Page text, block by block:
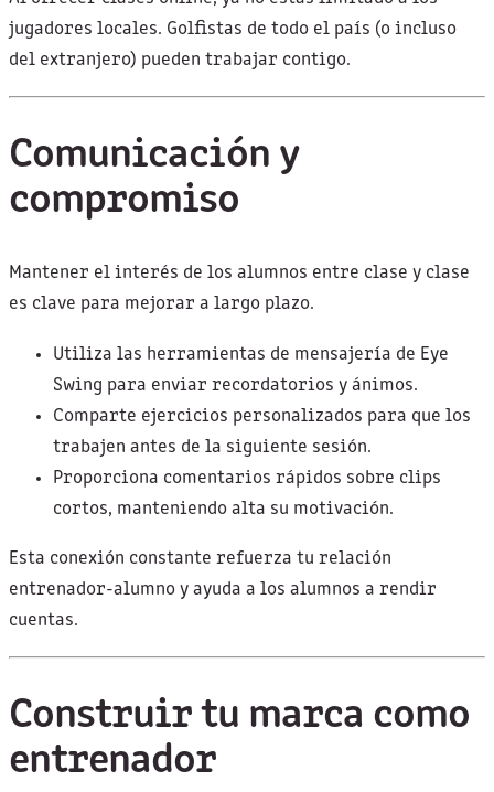
jugadores locales. Golfistas de todo el país (o incluso
del extranjero) pueden trabajar contigo.
Comunicación y
compromiso
Mantener el interés de los alumnos entre clase y clase
es clave para mejorar a largo plazo.
Utiliza las herramientas de mensajería de Eye
Swing para enviar recordatorios y ánimos.
Comparte ejercicios personalizados para que los
trabajen antes de la siguiente sesión.
Proporciona comentarios rápidos sobre clips
cortos, manteniendo alta su motivación.
Esta conexión constante refuerza tu relación
entrenador-alumno y ayuda a los alumnos a rendir
cuentas.
Construir tu marca como
entrenador